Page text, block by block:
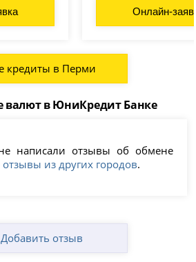
Онлайн-
кредиты в Перми
валют в ЮниКредит Банке
написали отзывы об обмене
из других городов.
Добавить отзыв